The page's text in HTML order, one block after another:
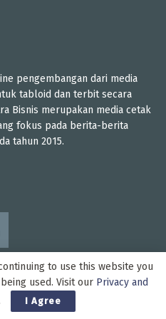
pengembangan dari media
tabloid dan terbit secara
Bisnis merupakan media cetak
fokus pada berita-berita
tahun 2015.
to use this website you
used. Visit our Privacy and
I Agree